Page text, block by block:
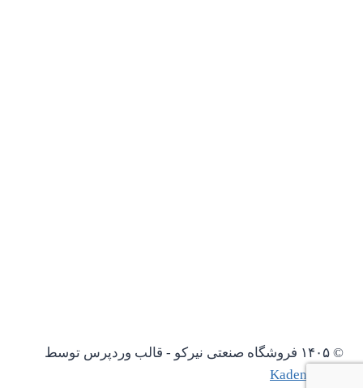
© ۱۴۰۵ فروشگاه صنعتی نیرکو - قالب وردپرس توسط
Kadence WP